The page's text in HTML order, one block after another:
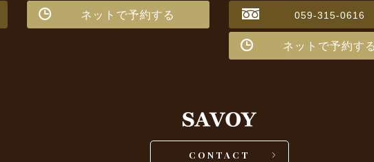
ネットで予約する 059-315-0616
ネットで予約す
CONTACT